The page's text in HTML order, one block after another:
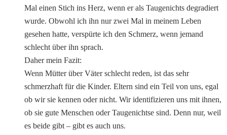
Mal einen Stich ins Herz, wenn er als Taugenichts degradiert
wurde. Obwohl ich ihn nur zwei Mal in meinem Leben
gesehen hatte, verspürte ich den Schmerz, wenn jemand
schlecht über ihn sprach.
Daher mein Fazit:
Wenn Mütter über Väter schlecht reden, ist das sehr
schmerzhaft für die Kinder. Eltern sind ein Teil von uns, egal
ob wir sie kennen oder nicht. Wir identifizieren uns mit ihnen,
ob sie gute Menschen oder Taugenichtse sind. Denn nur, weil
es beide gibt – gibt es auch uns.